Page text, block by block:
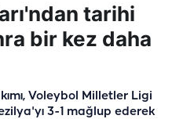
tarihi
bir kez daha
Voleybol Milletler Ligi
3-1 mağlup ederek